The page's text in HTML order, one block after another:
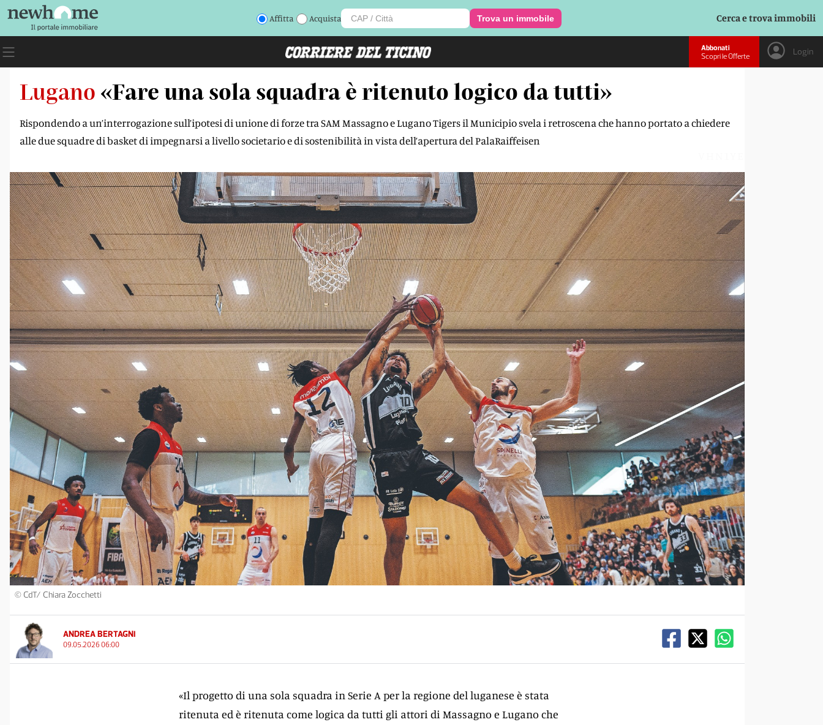
Affitta Acquista Trova un immobile Cerca e trova immobili
Abbonati
Scopri le Offerte
Login
Lugano «Fare una sola squadra è ritenuto logico da tutti»
Rispondendo a un’interrogazione sull’ipotesi di unione di forze tra SAM Massagno e Lugano Tigers il Municipio svela i retroscena che hanno portato a chiedere
alle due squadre di basket di impegnarsi a livello societario e di sostenibilità in vista dell’apertura del PalaRaiffeisen
© CdT/ Chiara Zocchetti
ANDREA BERTAGNI
09.05.2026 06:00
«Il progetto di una sola squadra in Serie A per la regione del luganese è stata
ritenuta ed è ritenuta come logica da tutti gli attori di Massagno e Lugano che